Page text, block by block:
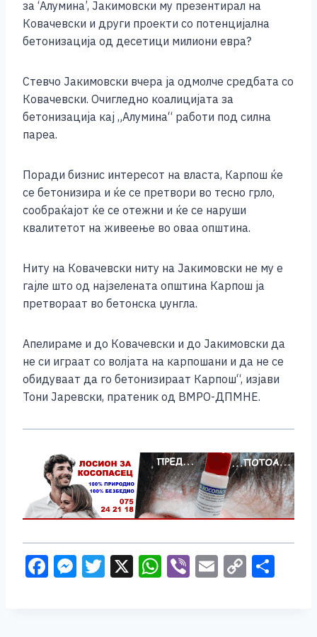
за ‘Алумина’, Јакимовски му презентирал на
Ковачевски и други проекти со потенцијална
бетонизација од десетици милиони евра?
Стевчо Јакимовски вчера ја одмолче средбата со
Ковачевски. Очигледно коалицијата за
бетонизација кај „Алумина“ работи под силна
пареа.
Поради бизнис интересот на власта, Карпош ќе
се бетонизира и ќе се претвори во тесно грло,
сообраќајот ќе се отежни и ќе се наруши
квалитетот на живеење во оваа општина.
Ниту на Ковачевски ниту на Јакимовски не му е
гајле што од најзелената општина Карпош ја
претвораат во бетонска џунгла.
Апелираме и до Ковачевски и до Јакимовски да
не си играат со волјата на карпошани и да не се
обидуваат да го бетонизираат Карпош“, изјави
Тони Јаревски, пратеник од ВМРО-ДПМНЕ.
F M T X W Vi E C